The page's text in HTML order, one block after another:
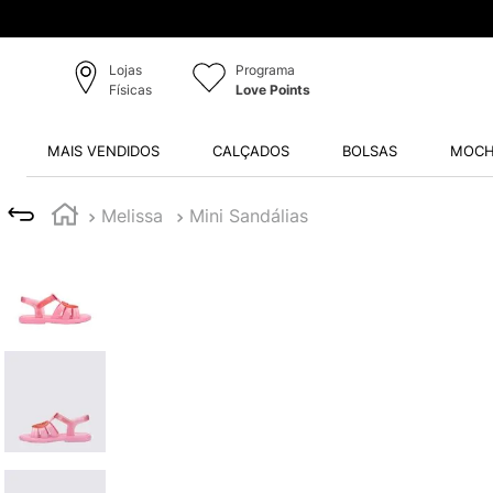
Lojas
Físicas
Programa
Love Points
MAIS VENDIDOS CALÇADOS BOLSAS
Melissa Mini Sandálias